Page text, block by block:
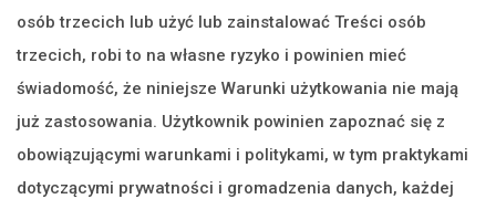
osób trzecich lub użyć lub zainstalować Treści osób
trzecich, robi to na własne ryzyko i powinien mieć
świadomość, że niniejsze Warunki użytkowania nie mają
już zastosowania. Użytkownik powinien zapoznać się z
obowiązującymi warunkami i politykami, w tym praktykami
dotyczącymi prywatności i gromadzenia danych, każdej